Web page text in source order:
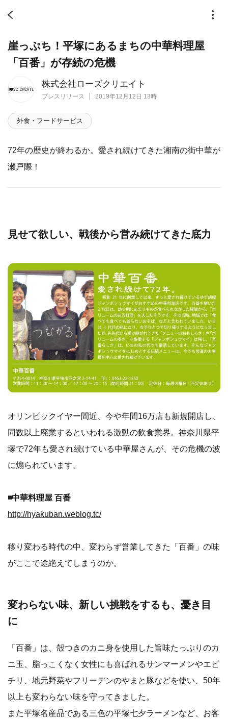
株式会社ローズクリエイト
プレスリリース 2019年12月12日 13時
崖っぷち！平塚にあるまちの中華料理屋
「百番」が存続の危機
外食・フードサービス
72年の歴史が終わるか。愛され続けてきた湘南の街中華が
瀬戸際！
見せて欲しい、戦後から営み続けてきた底力
オリンピックイヤー間近、今や年間16万店も新規開店し、
同数以上廃業するといわれる激動の飲食業界。神奈川県平
塚で72年も愛され続けている中華屋さんが、その危機の波
に煽られています。
◾️中華料理屋 百番
http://hyakuban.weblog.tc/
移り変わる時代の中、変わらず営業してきた「百番」の味
がここで途絶えてしまうのか。
変わらない味、新しい挑戦をするも、憂き目
に
「百番」は、殻つきのカニ身を使用した旨味たっぷりのカ
ニ玉、脂っこくなく女性にも喜ばれるサンマーメンやエビ
チリ、地元野菜やフリーデンのやまと豚などを使い、50年
以上も変わらない味を守ってきました。
また平塚名産品である三色の平塚七夕ラーメンなど、お客